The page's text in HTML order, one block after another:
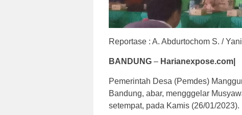
Reportase : A. Abdurtochom S. /
BANDUNG – Harianexpose.com|
Pemerintah Desa (Pemdes)
Bandung, abar, mengggelar
setempat, pada Kamis (26/01/2023).